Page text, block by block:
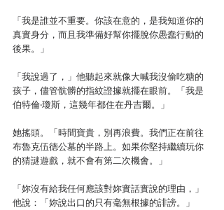
「我是誰並不重要。你該在意的，是我知道你的
真實身分，而且我準備好幫你擺脫你愚蠢行動的
後果。」
「我說過了，」他聽起來就像大喊我沒偷吃糖的
孩子，儘管骯髒的指紋證據就擺在眼前。「我是
伯特倫‧瓊斯，這幾年都住在丹吉爾。」
她搖頭。「時間寶貴，別再浪費。我們正在前往
布魯克伍德公墓的半路上。如果你堅持繼續玩你
的猜謎遊戲，就不會有第二次機會。」
「妳沒有給我任何應該對妳實話實說的理由，」
他說：「妳說出口的只有毫無根據的誹謗。」